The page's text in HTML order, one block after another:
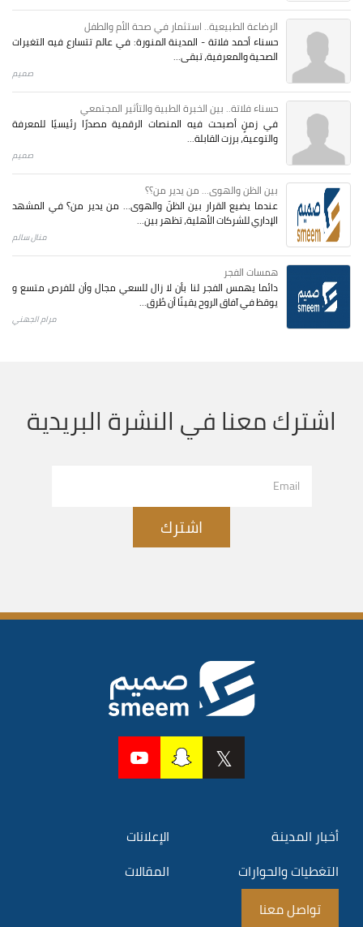
الرضاعة الطبيعية.. استثمار في صحة الأم والطفل
حسناء أحمد فلاتة - المدينة المنورة: في عالم تتسارع فيه التغيرات
الصحية والمعرفية، تبقى...
صميم
حسناء فلاتة.. بين الخبرة الطبية والتأثير المجتمعي
في زمنٍ أصبحت فيه المنصات الرقمية مصدرًا رئيسيًا للمعرفة
والتوعية، برزت القابلة...
صميم
بين الظن والهوى... من يدير من؟؟
عندما يضيع القرار بين الظنّ والهوى… من يدير من؟ في المشهد
الإداري للشركات الأهلية، تظهر بين...
منال سالم
همسات الفجر
دائما يهمس الفجر لنا بأن لا زال للسعي مجال وأن للفرص متسع و
يوقظ في آفاق الروح يقينًا أن طُرق...
مرام الجهني
اشترك معنا في النشرة البريدية
اشترك
أخبار المدينة
الإعلانات
التغطيات والحوارات
المقالات
تواصل معنا